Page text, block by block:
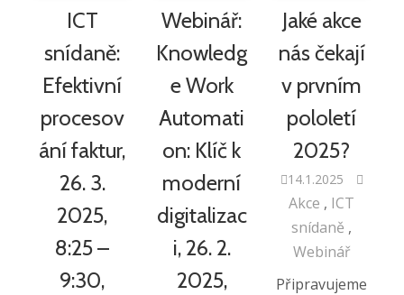
ICT
snídaně:
Efektivní
procesov
ání faktur,
26. 3.
2025,
8:25 –
9:30,
Webinář:
Knowledg
e Work
Automati
on: Klíč k
moderní
digitalizac
i, 26. 2.
2025,
Jaké akce
nás čekají
v prvním
pololetí
2025?
14.1.2025
Akce
ICT
snídaně
Webinář
Připravujeme